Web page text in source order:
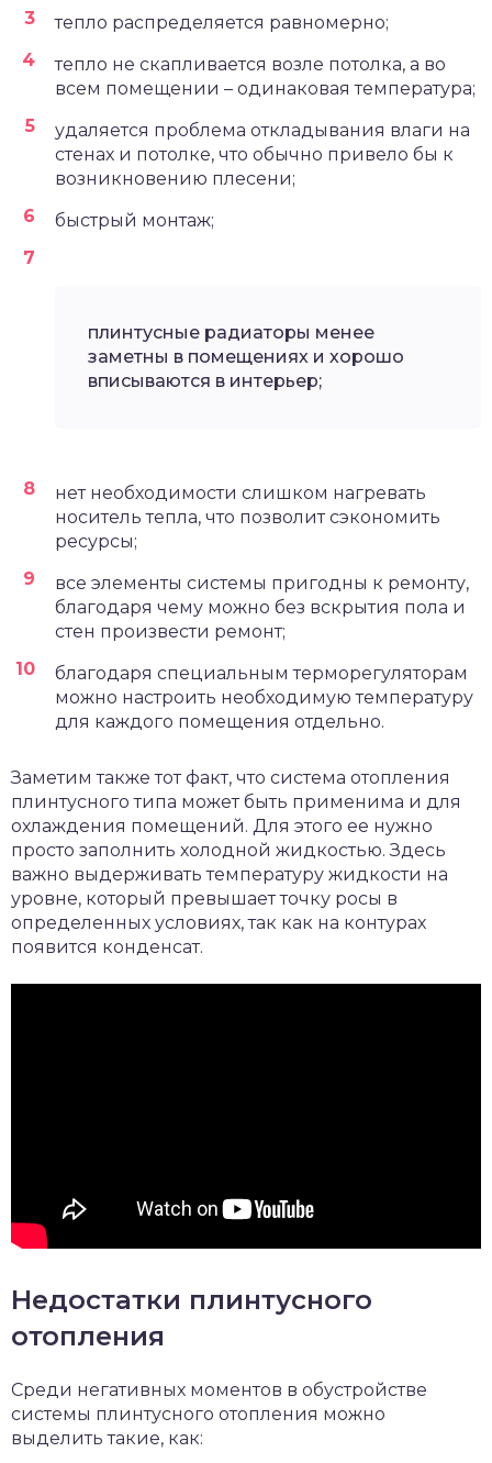
тепло распределяется равномерно;
тепло не скапливается возле потолка, а во
всем помещении – одинаковая температура;
удаляется проблема откладывания влаги на
стенах и потолке, что обычно привело бы к
возникновению плесени;
быстрый монтаж;
плинтусные радиаторы менее
заметны в помещениях и хорошо
вписываются в интерьер;
нет необходимости слишком нагревать
носитель тепла, что позволит сэкономить
ресурсы;
все элементы системы пригодны к ремонту,
благодаря чему можно без вскрытия пола и
стен произвести ремонт;
благодаря специальным терморегуляторам
можно настроить необходимую температуру
для каждого помещения отдельно.
Заметим также тот факт, что система отопления
плинтусного типа может быть применима и для
охлаждения помещений. Для этого ее нужно
просто заполнить холодной жидкостью. Здесь
важно выдерживать температуру жидкости на
уровне, который превышает точку росы в
определенных условиях, так как на контурах
появится конденсат.
Недостатки плинтусного
отопления
Среди негативных моментов в обустройстве
системы плинтусного отопления можно
выделить такие, как: